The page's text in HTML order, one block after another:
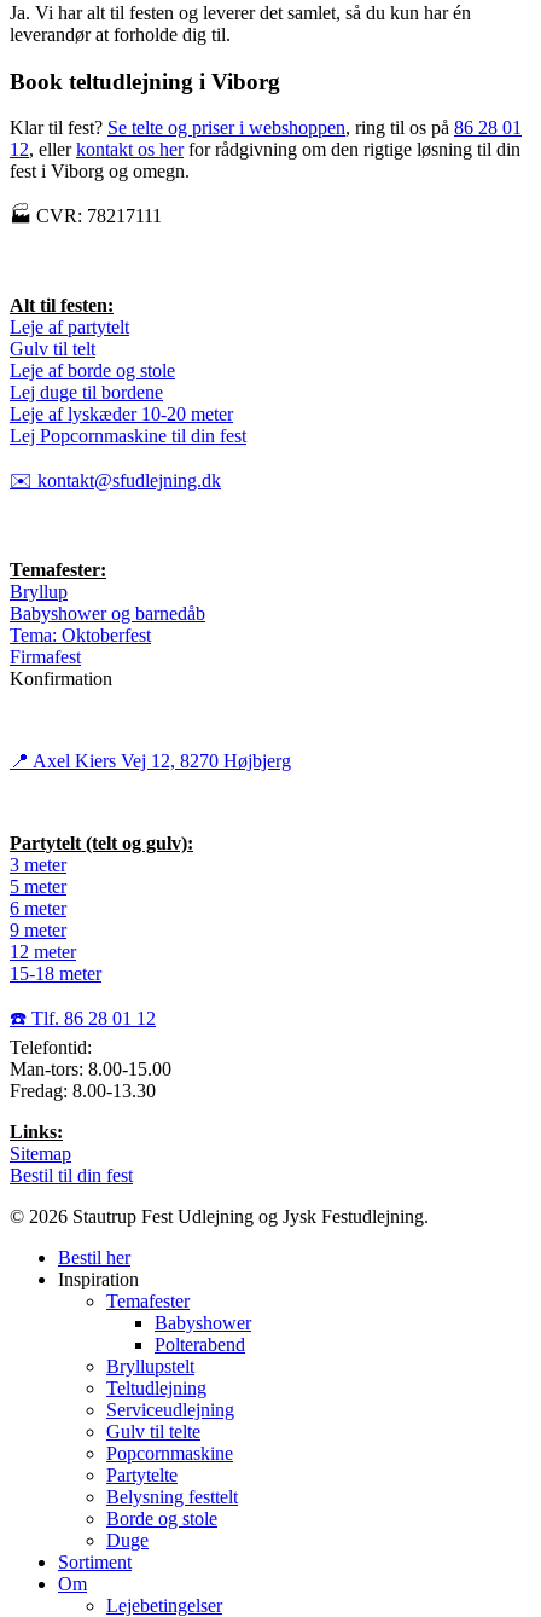
Ja. Vi har alt til festen og leverer det samlet, så du kun har én
leverandør at forholde dig til.
Book teltudlejning i Viborg
Klar til fest? Se telte og priser i webshoppen, ring til os på 86 28 01
12, ellerkontakt os herfor rådgivning om den rigtige løsning til din
fest i Viborg og omegn.
🏭 CVR: 78217111
Alt til festen:
Leje af partytelt
Gulv til telt
Leje af borde og stole
Lej duge til bordene
Leje af lyskæder 10-20 meter
Lej Popcornmaskine til din fest
✉️ kontakt@sfudlejning.dk
Temafester:
Bryllup
Babyshower og barnedåb
Tema: Oktoberfest
Firmafest
Konfirmation
📍 Axel Kiers Vej 12, 8270 Højbjerg
Partytelt (telt og gulv):
3 meter
5 meter
6 meter
9 meter
12 meter
15-18 meter
☎️ Tlf. 86 28 01 12
Telefontid:
Man-tors: 8.00-15.00
Fredag: 8.00-13.30
Links:
Sitemap
Bestil til din fest
© 2026 Stautrup Fest Udlejning og Jysk Festudlejning.
Close
Menu
Bestil her
Inspiration
Temafester
Babyshower
Polterabend
Bryllupstelt
Teltudlejning
Serviceudlejning
Gulv til telte
Popcornmaskine
Partytelte
Belysning festtelt
Borde og stole
Duge
Sortiment
Om
Lejebetingelser